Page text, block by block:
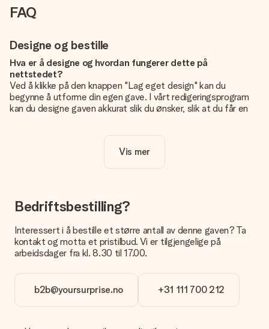
FAQ
Designe og bestille
Hva er å designe og hvordan fungerer dette på
nettstedet?
Ved å klikke på den knappen "Lag eget design" kan du
begynne å utforme din egen gave. I vårt redigeringsprogram
kan du designe gaven akkurat slik du ønsker, slik at du får en
å gjøre gaven din helt unik.
Er eget design inkludert i prisen?
Hvordan vet jeg om bildt mitt er av riktig kvalitet?
Derfor er det viktig å bruke bilder av høy kvalitet. Hvis du er
usikker på kvaliteten på bildet ditt, kan du kontakte vår
kundeservice og legge ved bildet ditt sammen med gaven du
Hvilket format kan jeg laste opp bildet i?
Du kan laste opp JPG- og PNG-filer i redigeringsprogrammet
annet format du gjerne vil bruke? Ta kontakt med vår
Vis mer
Bedriftsbestilling?
Interessert i å bestille et større antall av denne gaven? Ta
kontakt og motta et pristilbud. Vi er tilgjengelige på
arbeidsdager fra kl. 8.30 til 17.00.
b2b@yoursurprise.no +31 111 700 212